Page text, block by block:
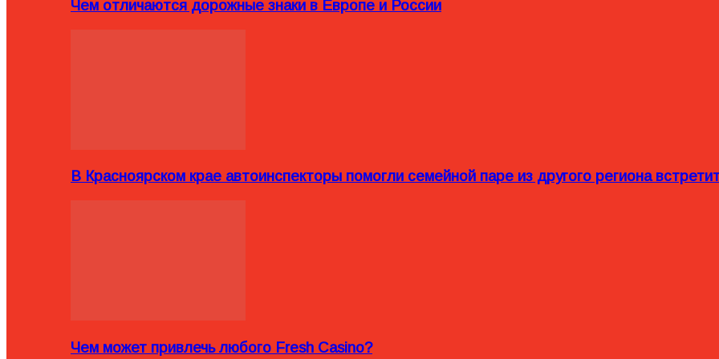
Чем отличаются дорожные знаки в Европе и России
В Красноярском крае автоинспекторы помогли семейной паре из другого региона
Чем может привлечь любого Fresh Casino?